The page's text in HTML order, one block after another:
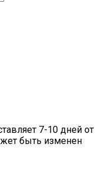
7-10 дней от
быть изменен